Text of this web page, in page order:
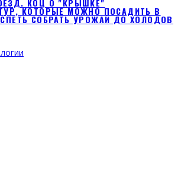
КОЦ О "КРЫШКЕ"
КОТОРЫЕ МОЖНО ПОСАДИТЬ В
СОБРАТЬ УРОЖАЙ ДО ХОЛОДОВ